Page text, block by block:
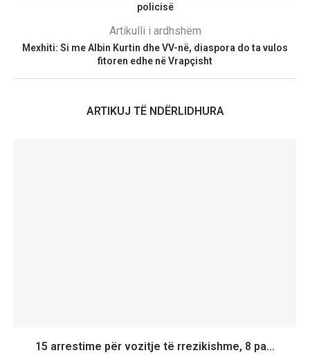
policisë
Artikulli i ardhshëm
Mexhiti: Si me Albin Kurtin dhe VV-në, diaspora do ta vulos
fitoren edhe në Vrapçisht
ARTIKUJ TË NDËRLIDHURA
15 arrestime për vozitje të rrezikishme, 8 pa...